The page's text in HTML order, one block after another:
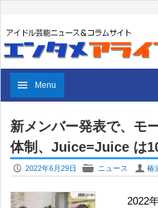
Menu
新メンバー発表で、モ
体制、Juice=Juice は
P 2022年6月29日 F ニュース U 椿
2022年１月２日に中野サンプラザホ